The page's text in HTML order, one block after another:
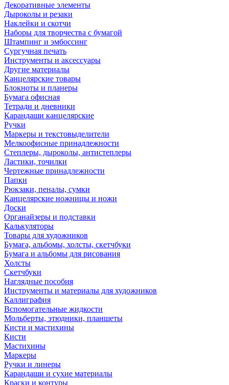
Декоративные элементы
Дыроколы и резаки
Наклейки и скотчи
Наборы для творчества с бумагой
Штампинг и эмбоссинг
Сургучная печать
Инструменты и аксессуары
Другие материалы
Канцелярские товары
Блокноты и планеры
Бумага офисная
Тетради и дневники
Карандаши канцелярские
Ручки
Маркеры и текстовыделители
Мелкоофисные принадлежности
Степлеры, дыроколы, антистеплеры
Ластики, точилки
Чертежные принадлежности
Папки
Рюкзаки, пеналы, сумки
Канцелярские ножницы и ножи
Доски
Органайзеры и подставки
Калькуляторы
Товары для художников
Бумага, альбомы, холсты, скетчбуки
Бумага и альбомы для рисования
Холсты
Скетчбуки
Наглядные пособия
Инструменты и материалы для художников
Каллиграфия
Вспомогательные жидкости
Мольберты, этюдники, планшеты
Кисти и мастихины
Кисти
Мастихины
Маркеры
Ручки и линеры
Карандаши и сухие материалы
Краски и контуры